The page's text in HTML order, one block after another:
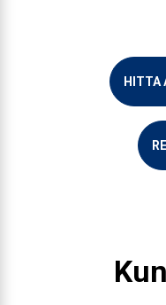
HITTA